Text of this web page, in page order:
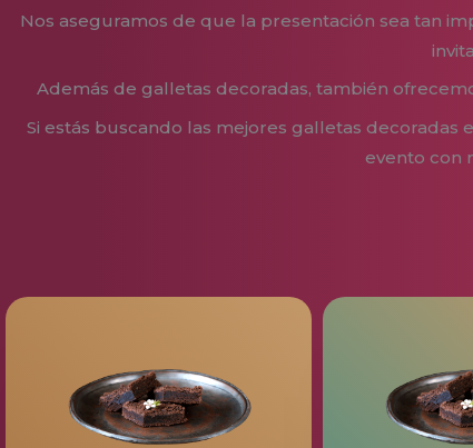
Nos aseguramos de que la presentación sea tan
Además de galletas decoradas, también
Si estás buscando las mejores galletas decoradas
evento con